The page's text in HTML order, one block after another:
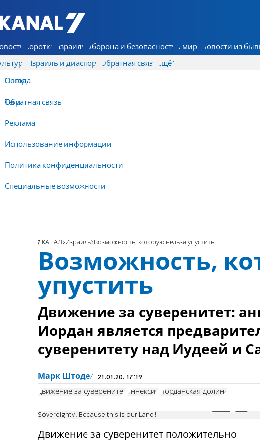
7 КАНАЛ - Аруц Шева
Коротко Израиль Оборона и безопасность В мире Новости из
Израиль и диаспора Обратная связь
О нас
Обратная связь
Реклама
Использование информации
Политика конфиденциальности
Специальные возможности
Ещё
Погода
Теги
7 КАНАЛ Израиль Возможность, которую нельзя упустить
Возможность,
упустить
Движение за суверенитет:
Иордан является
суверенитету над Иудеей и
Марк Штоде 21.01.20, 17:19
движение за суверенитет аннексия Иорданская долина
Sovereignty! Because this is our Land!
Движение за суверенитет положительно